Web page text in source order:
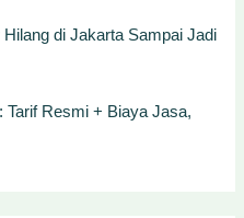
di Jakarta Sampai Jadi
Tarif Resmi + Biaya Jasa,